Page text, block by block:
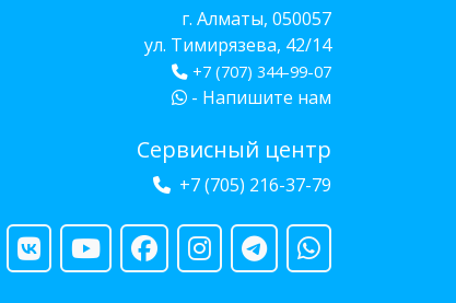
г. Алматы, 050057
ул. Тимирязева, 42/14
+7 (707) 344-99-07
- Напишите нам
Сервисный центр
+7 (705) 216-37-79